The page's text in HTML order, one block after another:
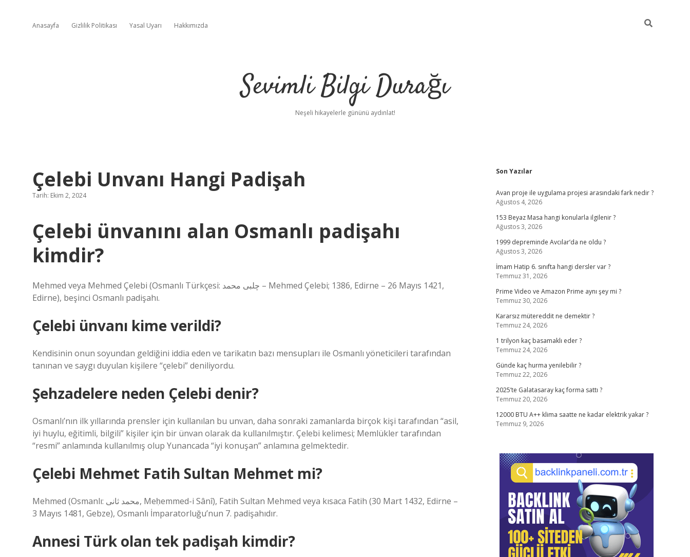
Anasayfa Gizlilik Politikası Yasal Uyarı Hakkımızda
Sevimli Bilgi Durağı
Neşeli hikayelerle gününü aydınlat!
Çelebi Unvanı Hangi Padişah
Tarih: Ekim 2, 2024
Çelebi ünvanını alan Osmanlı padişahı
kimdir?
Mehmed veya Mehmed Çelebi (Osmanlı Türkçesi: چلبی محمد – Mehmed Çelebi; 1386, Edirne – 26 Mayıs 1421,
Edirne), beşinci Osmanlı padişahı.
Çelebi ünvanı kime verildi?
Kendisinin onun soyundan geldiğini iddia eden ve tarikatın bazı mensupları ile Osmanlı yöneticileri tarafından
tanınan ve saygı duyulan kişilere “çelebi” deniliyordu.
Şehzadelere neden Çelebi denir?
Osmanlı’nın ilk yıllarında prensler için kullanılan bu unvan, daha sonraki zamanlarda birçok kişi tarafından “asil,
iyi huylu, eğitimli, bilgili” kişiler için bir ünvan olarak da kullanılmıştır. Çelebi kelimesi; Memlükler tarafından
“resmi” anlamında kullanılmış olup Yunancada “iyi konuşan” anlamına gelmektedir.
Çelebi Mehmet Fatih Sultan Mehmet mi?
Mehmed (Osmanlı: محمد ثانى, Meḥemmed-i Sânî), Fatih Sultan Mehmed veya kısaca Fatih (30 Mart 1432, Edirne –
3 Mayıs 1481, Gebze), Osmanlı İmparatorluğu’nun 7. padişahıdır.
Annesi Türk olan tek padişah kimdir?
Sidebar
Son Yazılar
Avan proje ile uygulama projesi arasındaki fark nedir ?
Ağustos 4, 2026
153 Beyaz Masa hangi konularla ilgilenir ?
Ağustos 3, 2026
1999 depreminde Avcılar’da ne oldu ?
Ağustos 3, 2026
İmam Hatip 6. sınıfta hangi dersler var ?
Temmuz 31, 2026
Prime Video ve Amazon Prime aynı şey mi ?
Temmuz 30, 2026
Kararsız mütereddit ne demektir ?
Temmuz 24, 2026
1 trilyon kaç basamaklı eder ?
Temmuz 24, 2026
Günde kaç hurma yenilebilir ?
Temmuz 22, 2026
2025’te Galatasaray kaç forma sattı ?
Temmuz 20, 2026
12000 BTU A++ klima saatte ne kadar elektrik yakar ?
Temmuz 9, 2026